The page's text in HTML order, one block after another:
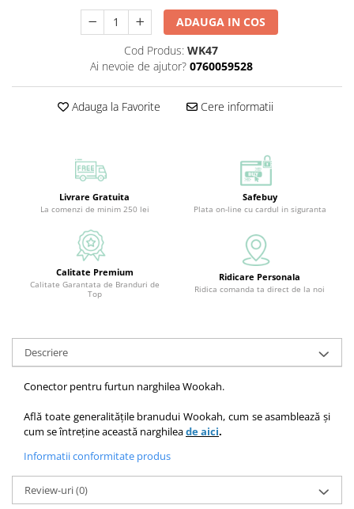
ADAUGA IN COS
Cod Produs: WK47
Ai nevoie de ajutor? 0760059528
Adauga la Favorite Cere informatii
Livrare Gratuita
La comenzi de minim 250 lei
Safebuy
Plata on-line cu cardul in siguranta
Calitate Premium
Calitate Garantata de Branduri de
Top
Ridicare Personala
Ridica comanda ta direct de la noi
Descriere
Conector pentru furtun narghilea Wookah.
Află toate generalitățile branudui Wookah, cum se asamblează și
cum se întreține această narghileade aici.
Informatii conformitate produs
Review-uri(0)